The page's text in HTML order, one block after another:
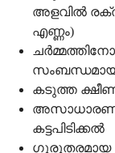
അളവിൽ
എണ്ണം)
സംബന്ധമായ
കടുത്ത
കട്ടപിടിക്കൽ
ഗുരുതരമായ